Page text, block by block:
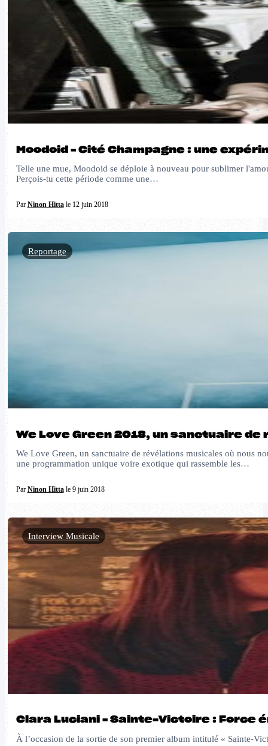
Moodoid – Cité Champagne : une
Telle une mue, Moodoid se déploie à nouveau pour sublimer
Perçois-tu cette période comme une…
Par Ninon Hittale 12 juin 2018
We Love Green 2018, un sanctuaire
We Love Green, un sanctuaire de révélations musicales où nous
une programmation unique voire exotique qui rassemble les…
Par Ninon Hittale 9 juin 2018
Reportage
Clara Luciani – Sainte-Victoire : Force
À l’occasion de la sortie de son premier album intitulé « Sainte-
Interview Musicale